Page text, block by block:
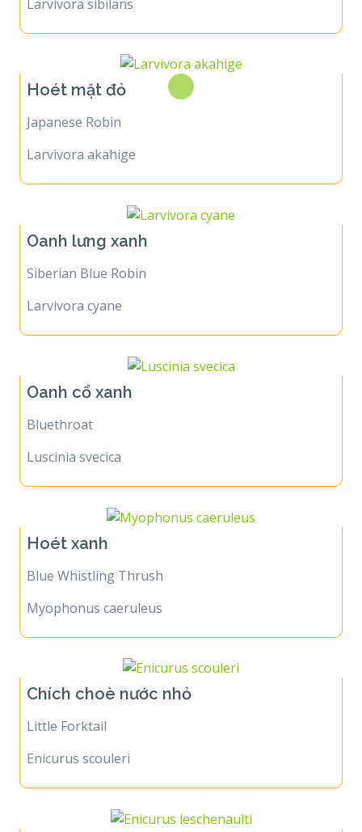
Larvivora sibilans
Hoét mặt đỏ
Japanese Robin
Larvivora akahige
Oanh lưng xanh
Siberian Blue Robin
Larvivora cyane
Oanh cổ xanh
Bluethroat
Luscinia svecica
Hoét xanh
Blue Whistling Thrush
Myophonus caeruleus
Chích choè nước nhỏ
Little Forktail
Enicurus scouleri